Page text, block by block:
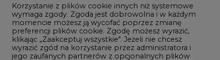
Innowacje i AI
Telekomunikacja i IT
Handel emisjami CO2
Wodór
Korzystanie z plików cookie innych niż systemowe
wymaga zgody. Zgoda jest dobrowolna i w każdym
momencie możesz ją wycofać poprzez zmianę
preferencji plików cookie. Zgodę możesz wyrazić,
klikając „Zaakceptuj wszystkie". Jeżeli nie chcesz
wyrazić zgód na korzystanie przez administratora i
jego zaufanych partnerów z opcjonalnych plików